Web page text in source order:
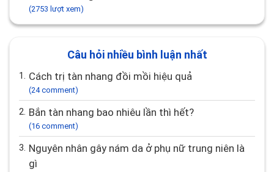
(2753 lượt xem)
Câu hỏi nhiều bình luận nhất
1. Cách trị tàn nhang đồi mồi hiệu quả
(24 comment)
2. Bắn tàn nhang bao nhiêu lần thì hết?
(16 comment)
3. Nguyên nhân gây nám da ở phụ nữ trung niên là
gì